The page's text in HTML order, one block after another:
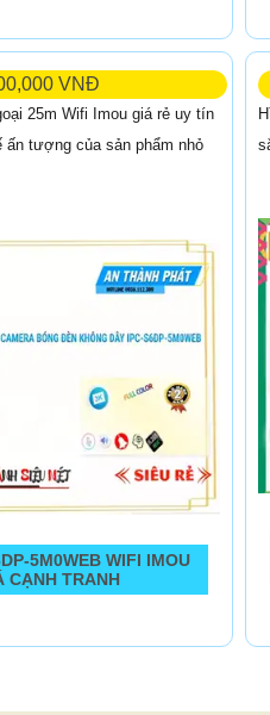
5M0WEB WIFI IMOU
CẠNH TRANH
VNĐ
25m Wifi Imou giá rẻ uy tín
tượng của sản phẩm nhỏ